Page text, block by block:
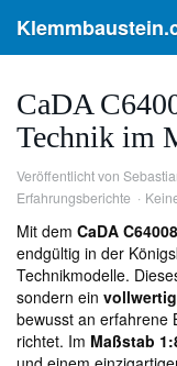
main
CaDA
Technik im
Veröffentlicht von
Erfahrungsberichte
Mit dem CaDA
endgültig in der
Technikmodelle.
sondern ein
bewusst an erfahrene
richtet. Im Maßstab